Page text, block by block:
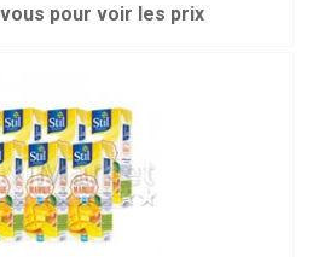
pour voir les prix